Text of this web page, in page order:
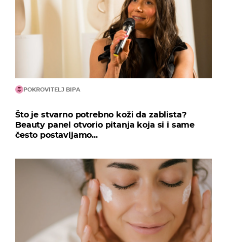
POKROVITELJ BIPA
Što je stvarno potrebno koži da zablista?
Beauty panel otvorio pitanja koja si i same
često postavljamo...